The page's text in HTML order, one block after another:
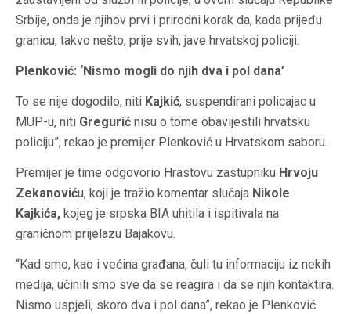
Srbije, onda je njihov prvi i prirodni korak da, kada prijeđu
granicu, takvo nešto, prije svih, jave hrvatskoj policiji.
Plenković: ‘Nismo mogli do njih dva i pol dana’
To se nije dogodilo, niti Kajkić, suspendirani policajac u
MUP-u, niti Gregurić nisu o tome obavijestili hrvatsku
policiju”, rekao je premijer Plenković u Hrvatskom saboru.
Premijer je time odgovorio Hrastovu zastupniku Hrvoju
Zekanoviću, koji je tražio komentar slučaja Nikole
Kajkića, kojeg je srpska BIA uhitila i ispitivala na
graničnom prijelazu Bajakovu.
“Kad smo, kao i većina građana, čuli tu informaciju iz nekih
medija, učinili smo sve da se reagira i da se njih kontaktira.
Nismo uspjeli, skoro dva i pol dana”, rekao je Plenković.